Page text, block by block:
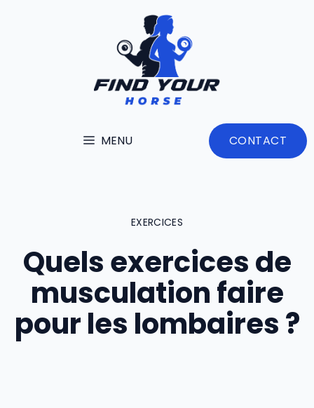
MENU CONTACT
EXERCICES
Quels exercices de
musculation faire
pour les lombaires ?